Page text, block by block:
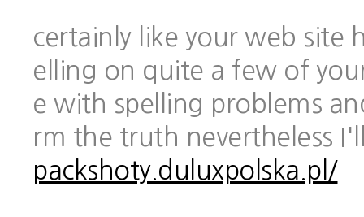
certainly like your web site
elling on quite a few of
e with spelling problems
rm the truth nevertheless
packshoty.duluxpolska.pl/